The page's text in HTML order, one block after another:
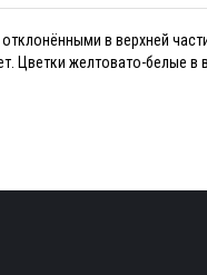
в верхней
Цветки желтовато-белые